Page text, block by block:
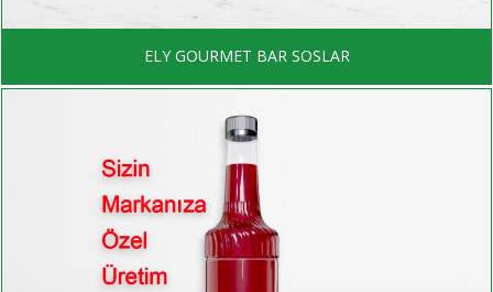
ELY GOURMET BAR SOSLAR